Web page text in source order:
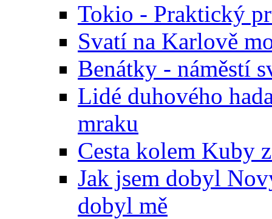
Tokio - Praktický
Svatí na Karlově
Benátky - náměstí
Lidé duhového
mraku
Cesta kolem Kuby
Jak jsem dobyl
dobyl mě